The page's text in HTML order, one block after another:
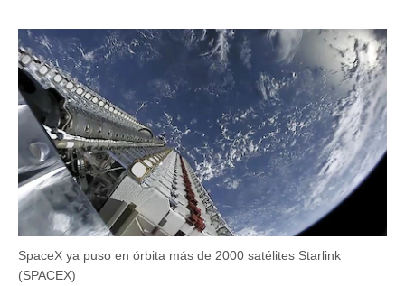
SpaceX ya puso en órbita más de 2000 satélites Starlink
(SPACEX)